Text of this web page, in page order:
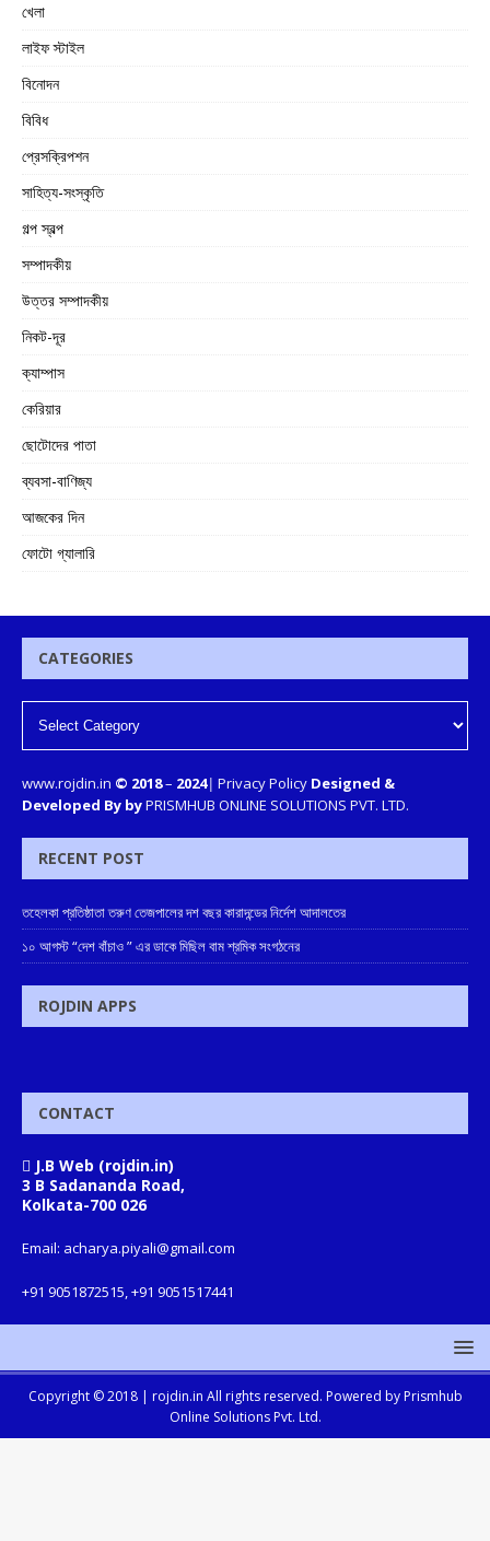
খেলা
লাইফ স্টাইল
বিনোদন
বিবিধ
প্রেসক্রিপশন
সাহিত্য-সংস্কৃতি
গল্প স্বল্প
সম্পাদকীয়
উত্তর সম্পাদকীয়
নিকট-দূর
ক্যাম্পাস
কেরিয়ার
ছোটোদের পাতা
ব্যবসা-বাণিজ্য
আজকের দিন
ফোটো গ্যালারি
CATEGORIES
www.rojdin.in © 2018– 2024| Privacy Policy Designed &
Developed By byPRISMHUB ONLINE SOLUTIONS PVT. LTD.
RECENT POST
তহেলকা প্রতিষ্ঠাতা তরুণ তেজপালের দশ বছর কারাদন্ডের নির্দেশ আদালতের
১০ আগস্ট “দেশ বাঁচাও ” এর ডাকে মিছিল বাম শ্রমিক সংগঠনের
ROJDIN APPS
CONTACT
J.B Web (rojdin.in)
3 B Sadananda Road,
Kolkata-700 026
Email: acharya.piyali@gmail.com
+91 9051872515, +91 9051517441
Copyright © 2018 | rojdin.in All rights reserved. Powered by Prismhub
Online Solutions Pvt. Ltd.